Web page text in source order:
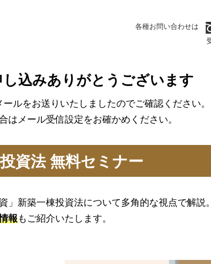
各種お問い合わせは
込みありがとうございます
ルをお送りいたしましたのでご確認ください。
メール受信設定をお確かめください。
資法 無料セミナー
」新築一棟投資法について多角的な視点で解説。
報もご紹介いたします。